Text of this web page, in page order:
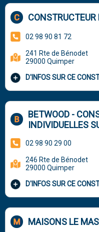
02 98 90 81 72
241 Rte de Bénodet
29000 Quimper
D'INFOS SUR CE
BETWOOD -
INDIVIDUELLES
02 98 90 29 00
246 Rte de Bénodet
29000 Quimper
D'INFOS SUR CE
MAISONS LE